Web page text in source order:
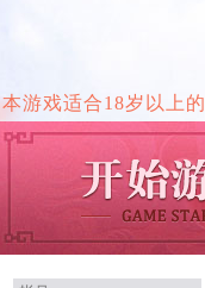
本游戏适合18岁以上